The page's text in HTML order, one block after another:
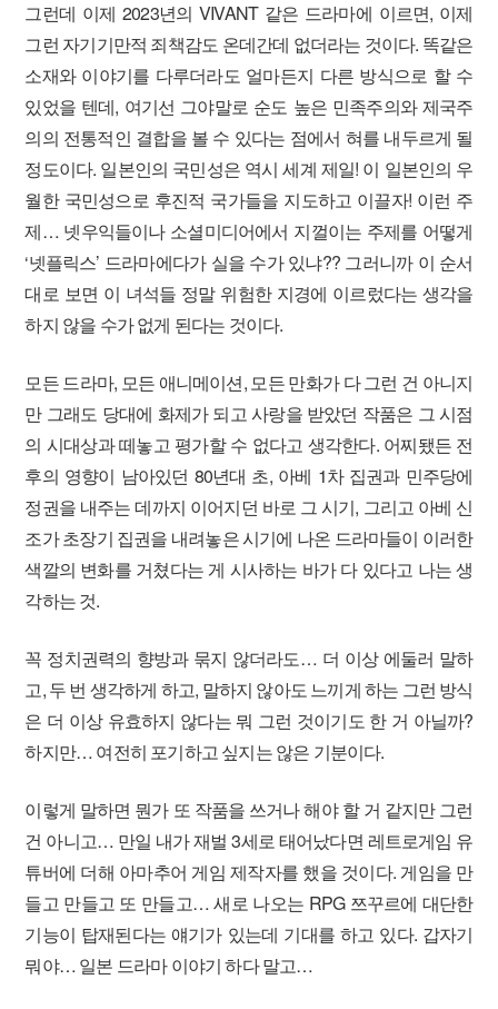
그런데 이제 2023년의 VIVANT 같은 드라마에 이르면, 이제
그런 자기기만적 죄책감도 온데간데 없더라는 것이다. 똑같은
소재와 이야기를 다루더라도 얼마든지 다른 방식으로 할 수
있었을 텐데, 여기선 그야말로 순도 높은 민족주의와 제국주
의의 전통적인 결합을 볼 수 있다는 점에서 혀를 내두르게 될
정도이다. 일본인의 국민성은 역시 세계 제일! 이 일본인의 우
월한 국민성으로 후진적 국가들을 지도하고 이끌자! 이런 주
제… 넷우익들이나 소셜미디어에서 지껄이는 주제를 어떻게
‘넷플릭스’ 드라마에다가 실을 수가 있냐?? 그러니까 이 순서
대로 보면 이 녀석들 정말 위험한 지경에 이르렀다는 생각을
하지 않을 수가 없게 된다는 것이다.
모든 드라마, 모든 애니메이션, 모든 만화가 다 그런 건 아니지
만 그래도 당대에 화제가 되고 사랑을 받았던 작품은 그 시점
의 시대상과 떼놓고 평가할 수 없다고 생각한다. 어찌됐든 전
후의 영향이 남아있던 80년대 초, 아베 1차 집권과 민주당에
정권을 내주는 데까지 이어지던 바로 그 시기, 그리고 아베 신
조가 초장기 집권을 내려놓은 시기에 나온 드라마들이 이러한
색깔의 변화를 거쳤다는 게 시사하는 바가 다 있다고 나는 생
각하는 것.
꼭 정치권력의 향방과 묶지 않더라도… 더 이상 에둘러 말하
고, 두 번 생각하게 하고, 말하지 않아도 느끼게 하는 그런 방식
은 더 이상 유효하지 않다는 뭐 그런 것이기도 한 거 아닐까?
하지만… 여전히 포기하고 싶지는 않은 기분이다.
이렇게 말하면 뭔가 또 작품을 쓰거나 해야 할 거 같지만 그런
건 아니고… 만일 내가 재벌 3세로 태어났다면 레트로게임 유
튜버에 더해 아마추어 게임 제작자를 했을 것이다. 게임을 만
들고 만들고 또 만들고… 새로 나오는 RPG 쯔꾸르에 대단한
기능이 탑재된다는 얘기가 있는데 기대를 하고 있다. 갑자기
뭐야… 일본 드라마 이야기 하다 말고…